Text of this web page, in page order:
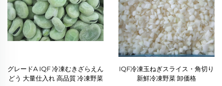
グレードA IQF 冷凍むきざらえん
どう 大量仕入れ 高品質 冷凍野菜
IQF冷凍玉ねぎスライス・角切り
新鮮冷凍野菜 卸価格